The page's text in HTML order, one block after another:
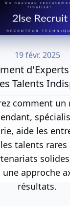
19 févr. 2025
Talents
comment un
aide les
talents
approche
résultats.